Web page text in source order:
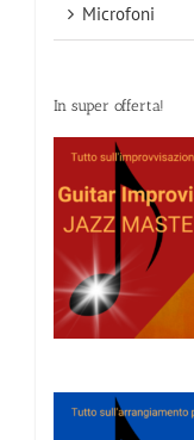
Microfoni
In super offerta!